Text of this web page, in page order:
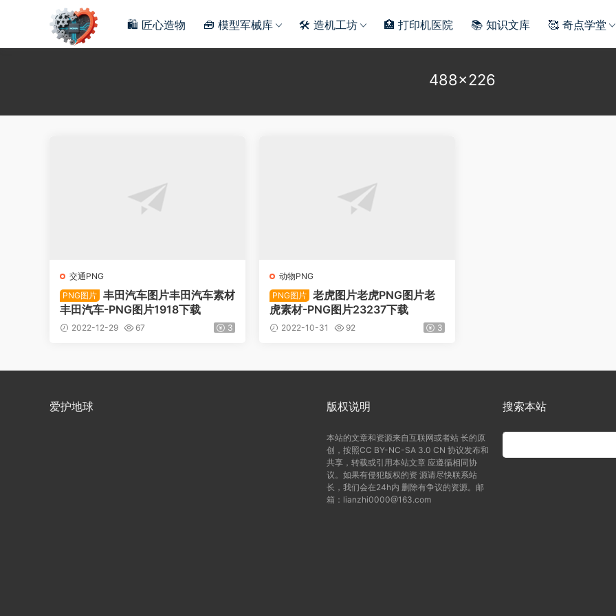
🛍️ 匠心造物 🧰 模型军械库 🛠️ 造机工坊 🏥 打印机医院 📚 知识文库 🥰 奇点学堂
488×226
交通PNG
PNG图片 丰田汽车图片丰田汽车素材
丰田汽车-PNG图片1918下载
2022-12-29 67 3
动物PNG
PNG图片 老虎图片老虎PNG图片老
虎素材-PNG图片23237下载
2022-10-31 92 3
爱护地球 版权说明
本站的文章和资源来自互联网或者站 长的原
创，按照CC BY-NC-SA 3.0 CN 协议发布和
共享，转载或引用本站文章 应遵循相同协
议。如果有侵犯版权的资 源请尽快联系站
长，我们会在24h内 删除有争议的资源。邮
箱：lianzhi0000@163.com
搜索本站